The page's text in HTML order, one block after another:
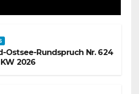
Ostsee-Rundspruch Nr. 624
KW 2026